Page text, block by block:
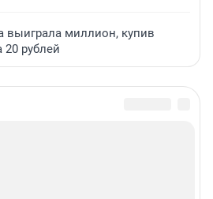
выиграла миллион, купив
20 рублей